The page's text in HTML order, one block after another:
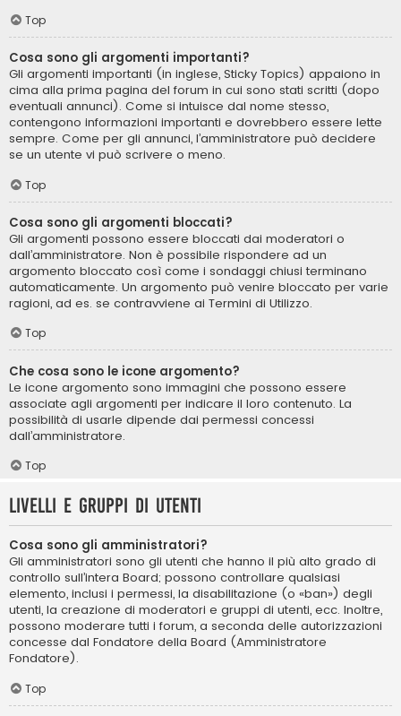
Top
Cosa sono gli argomenti importanti?
Gli argomenti importanti (in inglese, Sticky Topics) appaiono in
cima alla prima pagina del forum in cui sono stati scritti (dopo
eventuali annunci). Come si intuisce dal nome stesso,
contengono informazioni importanti e dovrebbero essere lette
sempre. Come per gli annunci, l’amministratore può decidere
se un utente vi può scrivere o meno.
Top
Cosa sono gli argomenti bloccati?
Gli argomenti possono essere bloccati dai moderatori o
dall’amministratore. Non è possibile rispondere ad un
argomento bloccato così come i sondaggi chiusi terminano
automaticamente. Un argomento può venire bloccato per varie
ragioni, ad es. se contravviene ai Termini di Utilizzo.
Top
Che cosa sono le icone argomento?
Le icone argomento sono immagini che possono essere
associate agli argomenti per indicare il loro contenuto. La
possibilità di usarle dipende dai permessi concessi
dall’amministratore.
Top
Livelli e gruppi di utenti
Cosa sono gli amministratori?
Gli amministratori sono gli utenti che hanno il più alto grado di
controllo sull’intera Board; possono controllare qualsiasi
elemento, inclusi i permessi, la disabilitazione (o «ban») degli
utenti, la creazione di moderatori e gruppi di utenti, ecc. Inoltre,
possono moderare tutti i forum, a seconda delle autorizzazioni
concesse dal Fondatore della Board (Amministratore
Fondatore).
Top